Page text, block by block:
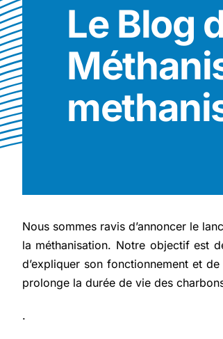
Le Blog
Nous sommes ravis d’annoncer le
la méthanisation. Notre objectif est
d’expliquer son fonctionnement et
prolonge la durée de vie des
.